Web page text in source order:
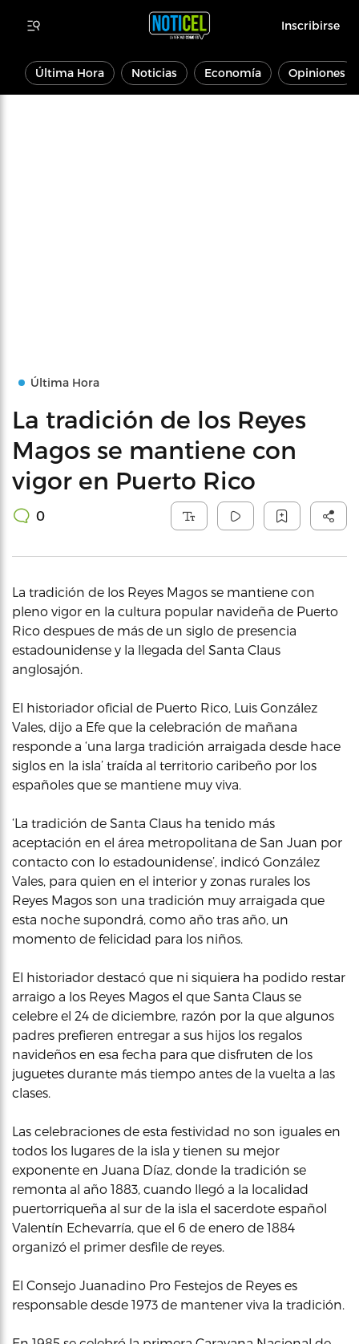
Inscribirse
Última Hora Noticias Economía Opiniones
Última Hora
La tradición de los Reyes
Magos se mantiene con
vigor en Puerto Rico
0
La tradición de los Reyes Magos se mantiene con
pleno vigor en la cultura popular navideña de Puerto
Rico despues de más de un siglo de presencia
estadounidense y la llegada del Santa Claus
anglosajón.
El historiador oficial de Puerto Rico, Luis González
Vales, dijo a Efe que la celebración de mañana
responde a ‘una larga tradición arraigada desde hace
siglos en la isla’ traída al territorio caribeño por los
españoles que se mantiene muy viva.
‘La tradición de Santa Claus ha tenido más
aceptación en el área metropolitana de San Juan por
contacto con lo estadounidense’, indicó González
Vales, para quien en el interior y zonas rurales los
Reyes Magos son una tradición muy arraigada que
esta noche supondrá, como año tras año, un
momento de felicidad para los niños.
El historiador destacó que ni siquiera ha podido restar
arraigo a los Reyes Magos el que Santa Claus se
celebre el 24 de diciembre, razón por la que algunos
padres prefieren entregar a sus hijos los regalos
navideños en esa fecha para que disfruten de los
juguetes durante más tiempo antes de la vuelta a las
clases.
Las celebraciones de esta festividad no son iguales en
todos los lugares de la isla y tienen su mejor
exponente en Juana Díaz, donde la tradición se
remonta al año 1883, cuando llegó a la localidad
puertorriqueña al sur de la isla el sacerdote español
Valentín Echevarría, que el 6 de enero de 1884
organizó el primer desfile de reyes.
El Consejo Juanadino Pro Festejos de Reyes es
responsable desde 1973 de mantener viva la tradición.